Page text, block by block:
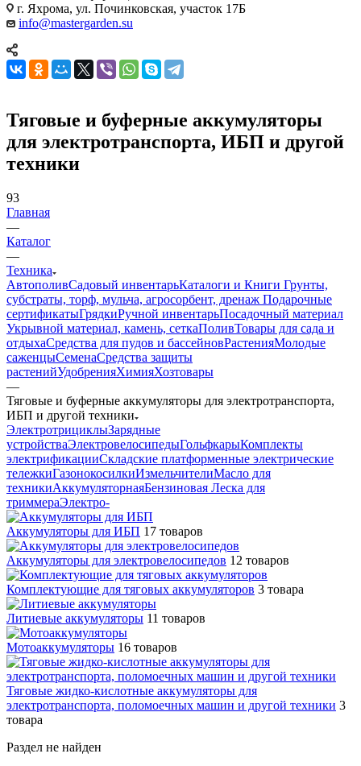
г. Яхрома, ул. Починковская, участок 17Б
info@mastergarden.su
Тяговые и буферные аккумуляторы
для электротранспорта, ИБП и другой
техники
93
Главная
—
Каталог
—
Техника
АвтополивСадовый инвентарьКаталоги и Книги Грунты,
субстраты, торф, мульча, агросорбент, дренаж Подарочные
сертификатыГрядкиРучной инвентарьПосадочный материал
Укрывной материал, камень, сеткаПоливТовары для сада и
отдыхаСредства для пудов и бассейновРастенияМолодые
саженцыСеменаСредства защиты
растенийУдобренияХимияХозтовары
—
Тяговые и буферные аккумуляторы для электротранспорта,
ИБП и другой техники
ЭлектротрициклыЗарядные
устройстваЭлектровелосипедыГольфкарыКомплекты
электрификацииСкладские платформенные электрические
тележкиГазонокосилкиИзмельчителиМасло для
техникиАккумуляторнаяБензиновая Леска для
триммераЭлектро-
Аккумуляторы для ИБП 17 товаров
Аккумуляторы для электровелосипедов 12 товаров
Комплектующие для тяговых аккумуляторов 3 товара
Литиевые аккумуляторы 11 товаров
Мотоаккумуляторы 16 товаров
Тяговые жидко-кислотные аккумуляторы для
электротранспорта, поломоечных машин и другой техники 3
товара
Раздел не найден